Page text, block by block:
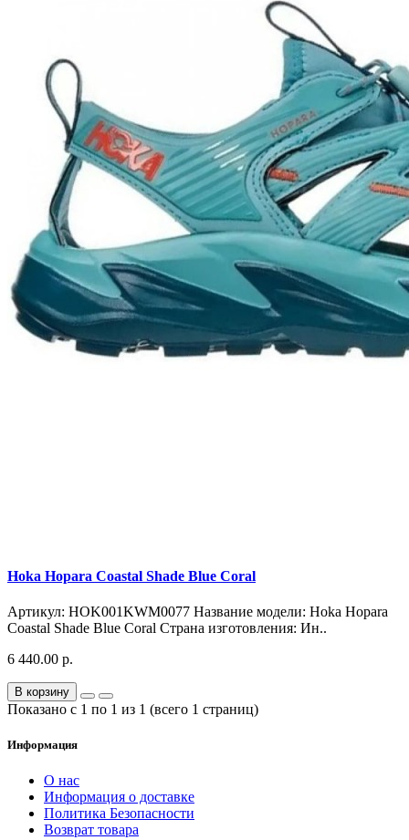
Hoka Hopara Coastal Shade Blue Coral
Артикул: HOK001KWM0077 Название модели: Hoka Hopara
Coastal Shade Blue Coral Страна изготовления: Ин..
6 440.00 р.
В корзину
Показано с 1 по 1 из 1 (всего 1 страниц)
Информация
О нас
Информация о доставке
Политика Безопасности
Возврат товара